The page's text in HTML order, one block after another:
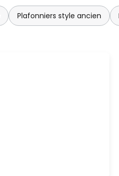
Plafonniers style ancien